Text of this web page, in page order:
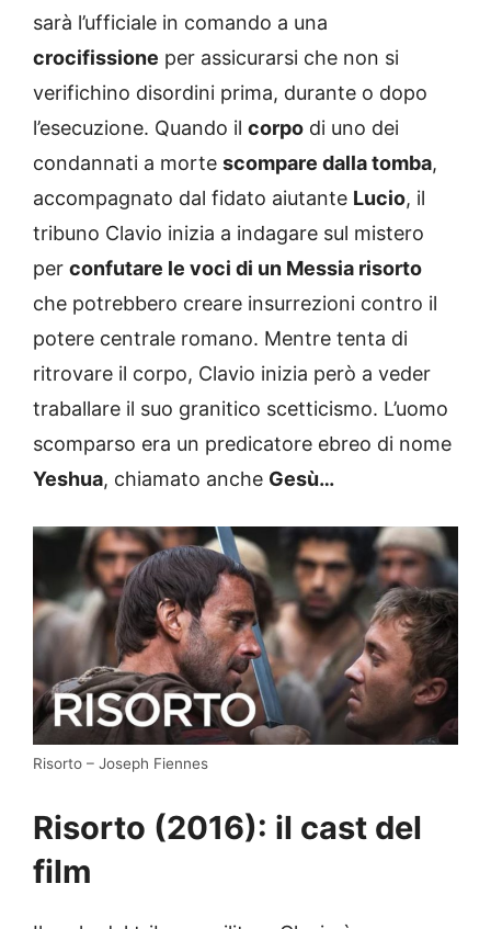
sarà l’ufficiale in comando a una
crocifissione per assicurarsi che non si
verifichino disordini prima, durante o dopo
l’esecuzione. Quando il corpo di uno dei
condannati a morte scompare dalla tomba,
accompagnato dal fidato aiutante Lucio, il
tribuno Clavio inizia a indagare sul mistero
per confutare le voci di un Messia risorto
che potrebbero creare insurrezioni contro il
potere centrale romano. Mentre tenta di
ritrovare il corpo, Clavio inizia però a veder
traballare il suo granitico scetticismo. L’uomo
scomparso era un predicatore ebreo di nome
Yeshua, chiamato anche Gesù…
Risorto – Joseph Fiennes
Risorto (2016): il cast del
film